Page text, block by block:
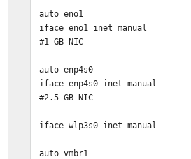
auto eno1
iface eno1 inet manual
#1 GB NIC
auto enp4s0
iface enp4s0 inet manual
#2.5 GB NIC
iface wlp3s0 inet manual
auto vmbr1